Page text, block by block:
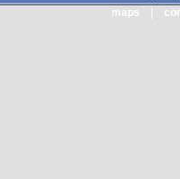
maps